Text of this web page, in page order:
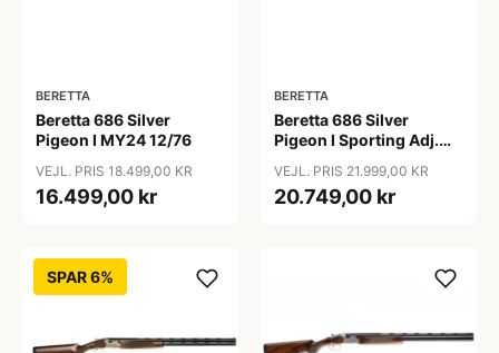
BERETTA
Beretta 686 Silver
Pigeon I MY24 12/76
VEJL. PRIS 18.499,00 KR
16.499,00 kr
BERETTA
Beretta 686 Silver
Pigeon I Sporting Adj.
VEJL. PRIS 21.999,00 KR
20.749,00 kr
SPAR 6%